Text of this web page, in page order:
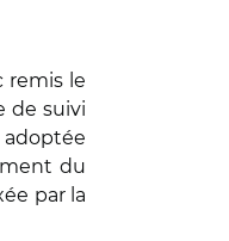
remis le
de suivi
adoptée
du
par la